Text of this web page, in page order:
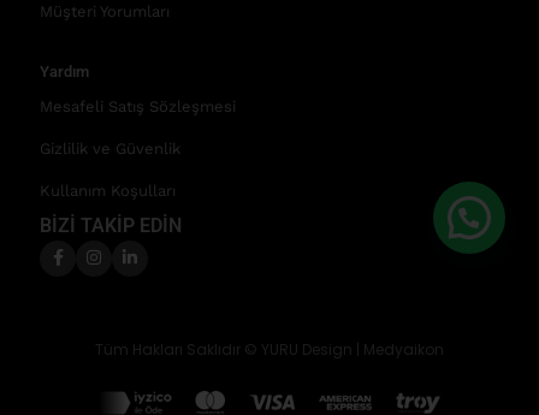
Müşteri Yorumları
Yardım
Mesafeli Satış Sözleşmesi
Gizlilik ve Güvenlik
Kullanım Koşulları
BİZİ TAKİP EDİN
Tüm Hakları Saklıdır © YURU Design | Medyaikon